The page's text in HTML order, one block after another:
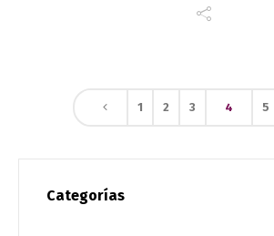
1 2 3 4 5
Categorías